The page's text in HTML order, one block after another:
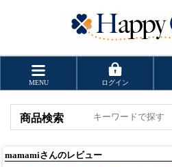
MENU ログイン
商品検索
mamamiさんのレビュー